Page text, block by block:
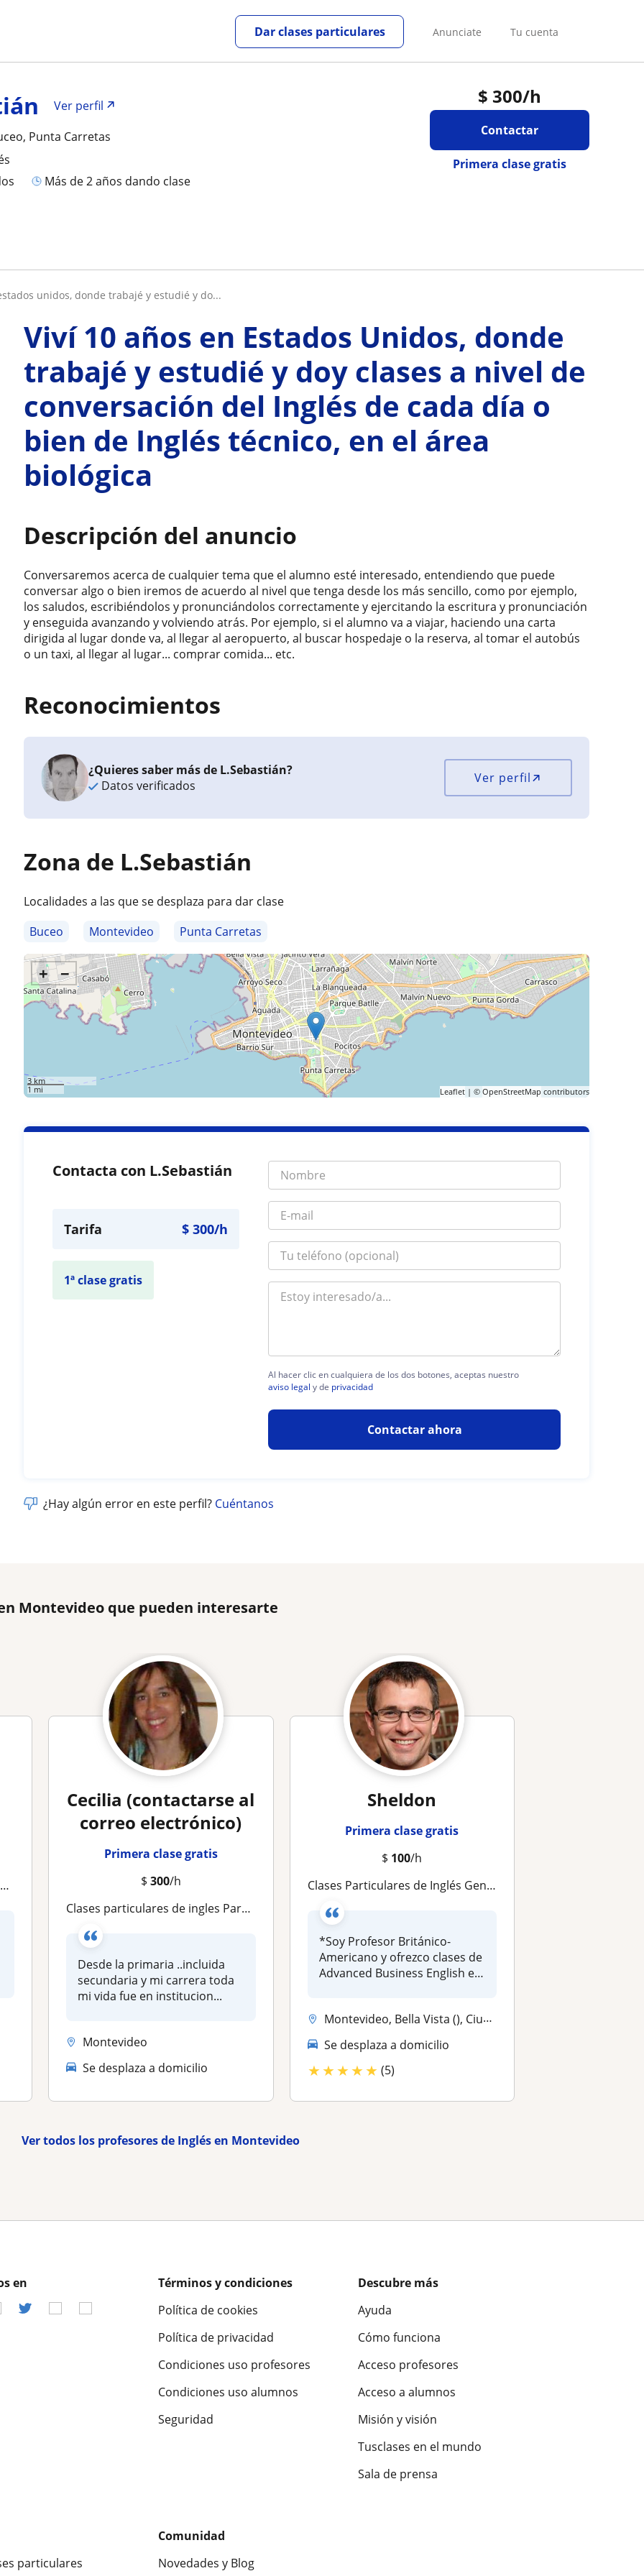
Anunciate Tu cuenta
Dar clases particulares
$ 300/h
Contactar
Primera clase gratis
Ver perfil
Punta Carretas
más de 2 años dando clase
unidos, donde trabajé y estudié y do...
Viví 10 años en Estados Unidos, donde
trabajé y estudié y doy clases a nivel de
conversación del Inglés de cada día o
bien de Inglés técnico, en el área
biológica
Descripción del anuncio
Conversaremos acerca de cualquier tema que el alumno esté interesado, entendiendo que puede
conversar algo o bien iremos de acuerdo al nivel que tenga desde los más sencillo, como por ejemplo,
los saludos, escribiéndolos y pronunciándolos correctamente y ejercitando la escritura y pronunciación
y enseguida avanzando y volviendo atrás. Por ejemplo, si el alumno va a viajar, haciendo una carta
dirigida al lugar donde va, al llegar al aeropuerto, al buscar hospedaje o la reserva, al tomar el autobús
o un taxi, al llegar al lugar... comprar comida... etc.
Reconocimientos
¿Quieres saber más de L.Sebastián?
Datos verificados
Ver perfil
Zona de L.Sebastián
Localidades a las que se desplaza para dar clase
Buceo
Montevideo Punta Carretas
+ −
3 km
1 mi
Leaflet| © OpenStreetMap contributors
Contacta con L.Sebastián
Tarifa $300/h
1ª clase gratis
Al hacer clic en cualquiera de los dos botones, aceptas nuestro
aviso legal y de privacidad
Contactar ahora
¿Hay algún error en este perfil? Cuéntanos
Montevideo que pueden interesarte
Cecilia (contactarse al
correo electrónico)
Primera clase gratis
$ 300/h
Clases particulares de ingles Para niños /adultos online o presencial (según ubicación)
Desde la primaria ..incluida
secundaria y mi carrera toda
mi vida fue en institucion...
Montevideo
Se desplaza a domicilio
Sheldon
Primera clase gratis
$ 100/h
Clases Particulares de Inglés General o Business English para ejecutivos, adultos y jóvenes en Montevideo
*Soy Profesor Británico-
Americano y ofrezco clases de
Advanced Business English e
Montevideo, Bella Vista (), Ciudad Vieja
Se desplaza a domicilio
★★★★★ (5)
Ver todos los profesores de Inglés en Montevideo
en
Términos y condiciones
Política de cookies
Política de privacidad
Condiciones uso profesores
Condiciones uso alumnos
Seguridad
Descubre más
Ayuda
Cómo funciona
Acceso profesores
Acceso a alumnos
Misión y visión
Tusclases en el mundo
Sala de prensa
particulares
Comunidad
Novedades y Blog